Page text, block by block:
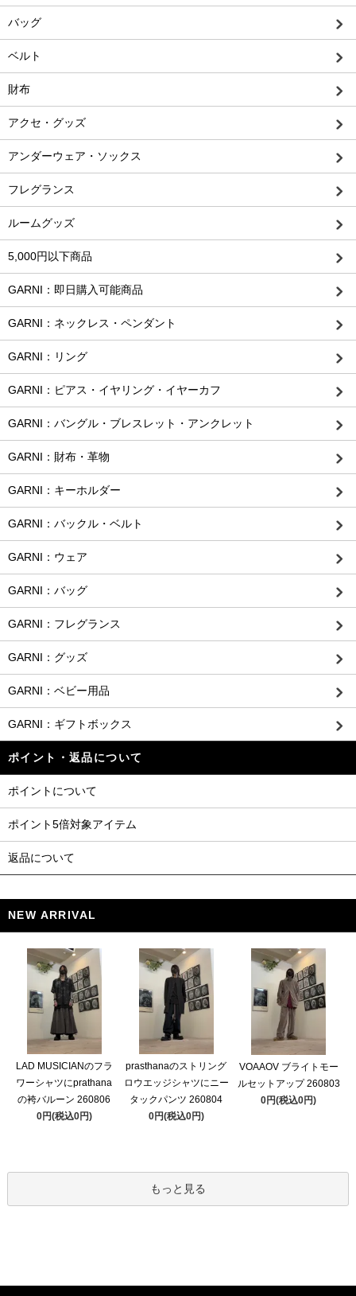
バッグ
ベルト
財布
アクセ・グッズ
アンダーウェア・ソックス
フレグランス
ルームグッズ
5,000円以下商品
GARNI：即日購入可能商品
GARNI：ネックレス・ペンダント
GARNI：リング
GARNI：ピアス・イヤリング・イヤーカフ
GARNI：バングル・ブレスレット・アンクレット
GARNI：財布・革物
GARNI：キーホルダー
GARNI：バックル・ベルト
GARNI：ウェア
GARNI：バッグ
GARNI：フレグランス
GARNI：グッズ
GARNI：ベビー用品
GARNI：ギフトボックス
ポイント・返品について
ポイントについて
ポイント5倍対象アイテム
返品について
NEW ARRIVAL
LAD MUSICIANのフラ
ワーシャツにprathana
の袴バルーン 260806
0円(税込0円)
prasthanaのストリング
ロウエッジシャツにニー
タックパンツ 260804
0円(税込0円)
VOAAOV ブライトモー
ルセットアップ 260803
0円(税込0円)
もっと見る